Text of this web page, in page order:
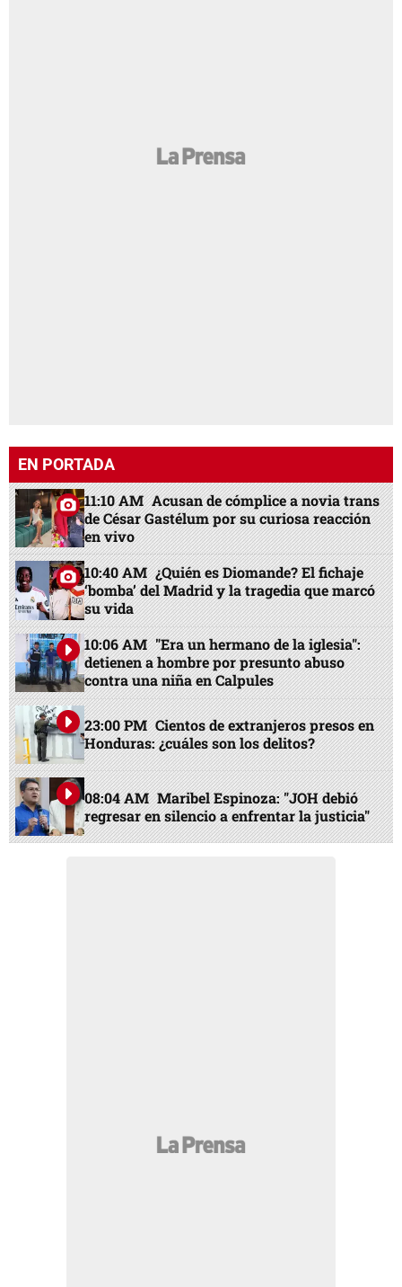
EN PORTADA
11:10 AM Acusan de cómplice a novia trans
de César Gastélum por su curiosa reacción
en vivo
10:40 AM ¿Quién es Diomande? El fichaje
‘bomba’ del Madrid y la tragedia que marcó
su vida
10:06 AM "Era un hermano de la iglesia":
detienen a hombre por presunto abuso
contra una niña en Calpules
23:00 PM Cientos de extranjeros presos en
Honduras: ¿cuáles son los delitos?
08:04 AM Maribel Espinoza: "JOH debió
regresar en silencio a enfrentar la justicia"